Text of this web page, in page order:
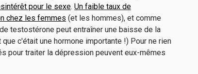
pour le sexe. Un faible taux de
chez les femmes (et les hommes), et comme
testostérone peut entraîner une baisse de la
c'était une hormone importante !) Pour ne rien
pour traiter la dépression peuvent eux-mêmes